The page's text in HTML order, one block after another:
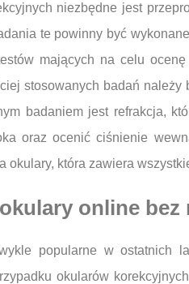
niezbędne jest
te powinny być
mających na celu
stosowanych badań
badaniem jest refrakcja,
oraz ocenić ciśnienie
okulary, która zawiera
online bez
popularne w ostatnich
okularów